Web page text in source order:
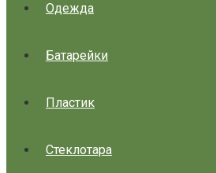
Одежда
Батарейки
Пластик
Стеклотара